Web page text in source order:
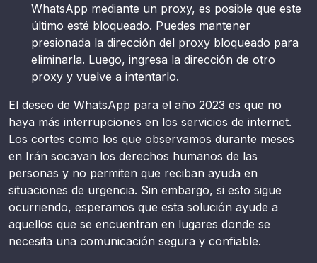
WhatsApp mediante un proxy, es posible que este
último esté bloqueado. Puedes mantener
presionada la dirección del proxy bloqueado para
eliminarla. Luego, ingresa la dirección de otro
proxy y vuelve a intentarlo.
El deseo de WhatsApp para el año 2023 es que no
haya más interrupciones en los servicios de internet.
Los cortes como los que observamos durante meses
en Irán socavan los derechos humanos de las
personas y no permiten que reciban ayuda en
situaciones de urgencia. Sin embargo, si esto sigue
ocurriendo, esperamos que esta solución ayude a
aquellos que se encuentran en lugares donde se
necesita una comunicación segura y confiable.